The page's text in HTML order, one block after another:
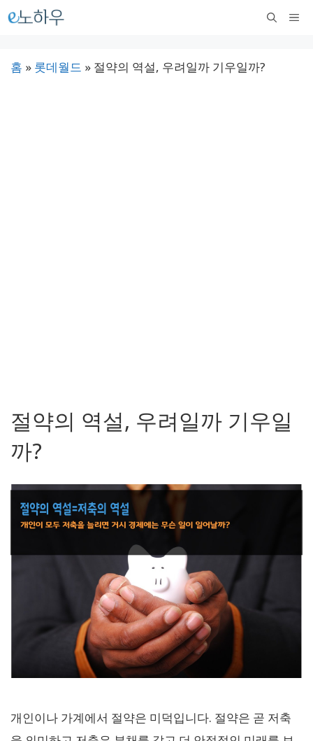
컨
메
홈 » 롯데월드 » 절약의 역설, 우려일까 기우일까?
절약의 역설, 우려일까 기우일
까?
개인이나 가계에서 절약은 미덕입니다. 절약은 곧 저축